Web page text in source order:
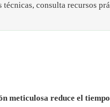
técnicas, consulta recursos
meticulosa reduce el